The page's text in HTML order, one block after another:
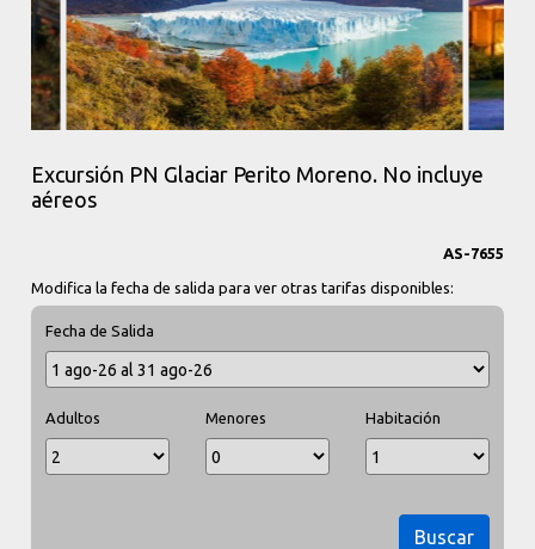
Excursión PN Glaciar Perito Moreno. No incluye
aéreos
AS-7655
Modifica la fecha de salida para ver otras tarifas disponibles:
Fecha de Salida
Adultos Menores Habitación
Buscar